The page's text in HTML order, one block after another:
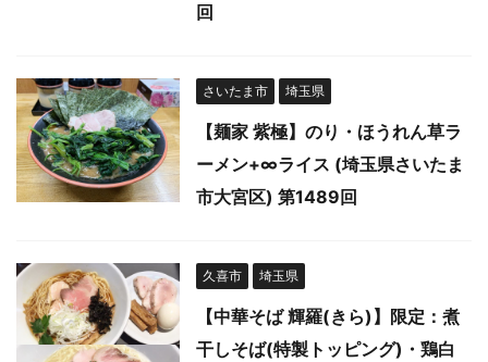
回
さいたま市 埼玉県
【麺家 紫極】のり・ほうれん草ラ
ーメン+∞ライス (埼玉県さいたま
市大宮区) 第1489回
久喜市 埼玉県
【中華そば 輝羅(きら)】限定：煮
干しそば(特製トッピング)・鶏白